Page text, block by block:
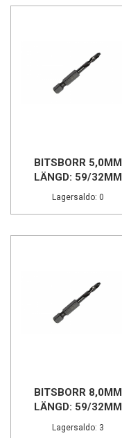
BITSBORR 5,0MM
LÄNGD: 59/32MM
Lagersaldo: 0
BITSBORR 8,0MM
LÄNGD: 59/32MM
Lagersaldo: 3